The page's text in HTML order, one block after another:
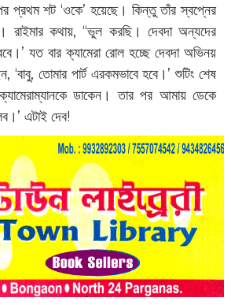
প্রথম শট ‘ওকে’ হয়েছে। কিন্তু তাঁর স্বপ্নের
রাইমার কথায়, ‘‘ভুল করছি। দেবদা অন্যদের
যত বার ক্যামেরা রোল হচ্ছে দেবদা অভিনয়
‘বাবু, তোমার পার্ট এরকমভাবে হবে।’ শুটিং শেষ
ডাকেন। তার পর আমায় ডেকে
এটাই দেব!